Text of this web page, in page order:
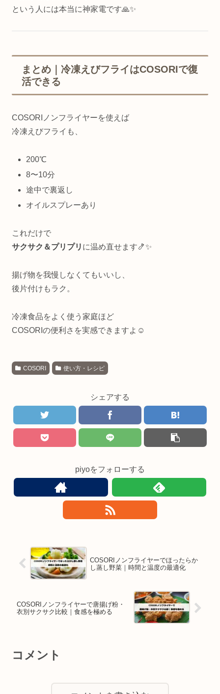
という人には本当に神家電です🙏✨
まとめ｜冷凍えびフライはCOSORIで復
活できる
COSORIノンフライヤーを使えば
冷凍えびフライも、
200℃
8〜10分
途中で裏返し
オイルスプレーあり
これだけで
サクサク＆プリプリ に温め直せます🍤✨
揚げ物を我慢しなくてもいいし、
後片付けもラク。
冷凍食品をよく使う家庭ほど
COSORIの便利さを実感できますよ☺️
COSORI 使い方・レシピ
シェアする
piyoをフォローする
COSORIノンフライヤーでほったらか
し蒸し野菜｜時間と温度の最適化
COSORIノンフライヤーで唐揚げ粉・
衣別サクサク比較｜食感を極める
コメント